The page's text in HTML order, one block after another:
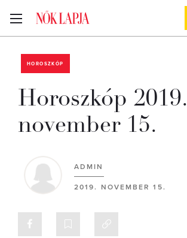
HOROSZKÓP
Horoszkóp 2019.
november 15.
ADMIN
2019. NOVEMBER 15.